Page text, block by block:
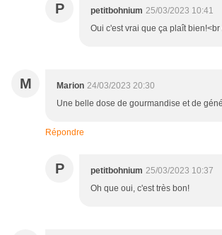
P petitbohnium 25/03/2023 10:41
Oui c'est vrai que ça plaît bien!<br
M Marion 24/03/2023 20:30
Une belle dose de gourmandise et de
Répondre
P petitbohnium 25/03/2023 10:37
Oh que oui, c'est très bon!